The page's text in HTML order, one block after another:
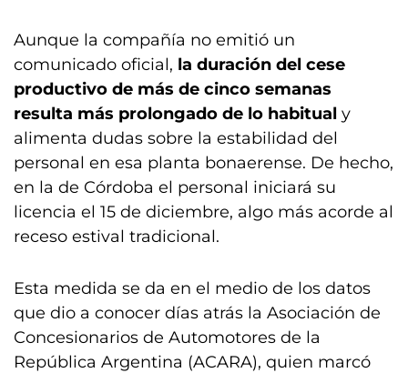
Aunque la compañía no emitió un
comunicado oficial, la duración del cese
productivo de más de cinco semanas
resulta más prolongado de lo habitual y
alimenta dudas sobre la estabilidad del
personal en esa planta bonaerense. De hecho,
en la de Córdoba el personal iniciará su
licencia el 15 de diciembre, algo más acorde al
receso estival tradicional.
Esta medida se da en el medio de los datos
que dio a conocer días atrás la Asociación de
Concesionarios de Automotores de la
República Argentina (ACARA), quien marcó